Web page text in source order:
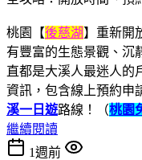
桃園【後慈湖】重新開
有豐富的生態景觀、沉
直都是大溪人最迷人的
資訊，包含線上預約申
溪一日遊路線！（桃園
繼續閱讀
1週前